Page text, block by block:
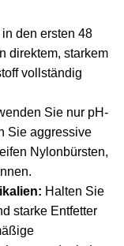
den ersten 48
direktem, starkem
vollständig
Sie nur pH-
Sie aggressive
Nylonbürsten,
Halten Sie
starke Entfetter